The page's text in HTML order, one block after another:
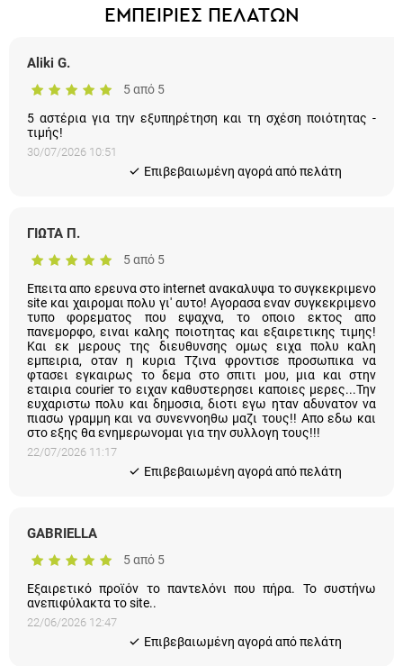
ΕΜΠΕΙΡΙΕΣ ΠΕΛΑΤΩΝ
Aliki G.
5 από 5
5 αστέρια για την εξυπηρέτηση και τη σχέση ποιότητας -
τιμής!
30/07/2026 10:51
Eπιβεβαιωμένη αγορά από πελάτη
ΓΙΩΤΑ Π.
5 από 5
Επειτα απο ερευνα στο internet ανακαλυψα το συγκεκριμενο
site και χαιρομαι πολυ γι' αυτο! Αγορασα εναν συγκεκριμενο
τυπο φορεματος που εψαχνα, το οποιο εκτος απο
πανεμορφο, ειναι καλης ποιοτητας και εξαιρετικης τιμης!
Και εκ μερους της διευθυνσης ομως ειχα πολυ καλη
εμπειρια, οταν η κυρια Τζινα φροντισε προσωπικα να
φτασει εγκαιρως το δεμα στο σπιτι μου, μια και στην
εταιρια courier το ειχαν καθυστερησει καποιες μερες...Την
ευχαριστω πολυ και δημοσια, διοτι εγω ηταν αδυνατον να
πιασω γραμμη και να συνεννοηθω μαζι τους!! Απο εδω και
στο εξης θα ενημερωνομαι για την συλλογη τους!!!
22/07/2026 11:17
Eπιβεβαιωμένη αγορά από πελάτη
GABRIELLA
5 από 5
Εξαιρετικό προϊόν το παντελόνι που πήρα. Το συστήνω
ανεπιφύλακτα το site..
22/06/2026 12:47
Eπιβεβαιωμένη αγορά από πελάτη